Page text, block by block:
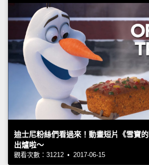
迪士尼粉絲們看過來！動畫短片《雪寶
出爐啦～
觀看次數：31212 • 2017-06-15